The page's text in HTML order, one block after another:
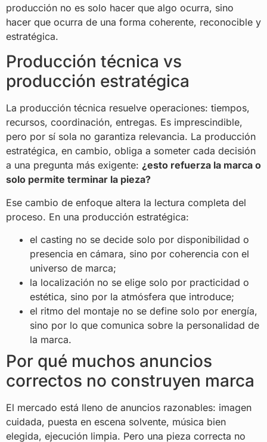
producción no es solo hacer que algo ocurra, sino
hacer que ocurra de una forma coherente, reconocible y
estratégica.
Producción técnica vs
producción estratégica
La producción técnica resuelve operaciones: tiempos,
recursos, coordinación, entregas. Es imprescindible,
pero por sí sola no garantiza relevancia. La producción
estratégica, en cambio, obliga a someter cada decisión
a una pregunta más exigente: ¿esto refuerza la marca o
solo permite terminar la pieza?
Ese cambio de enfoque altera la lectura completa del
proceso. En una producción estratégica:
el casting no se decide solo por disponibilidad o
presencia en cámara, sino por coherencia con el
universo de marca;
la localización no se elige solo por practicidad o
estética, sino por la atmósfera que introduce;
el ritmo del montaje no se define solo por energía,
sino por lo que comunica sobre la personalidad de
la marca.
Por qué muchos anuncios
correctos no construyen marca
El mercado está lleno de anuncios razonables: imagen
cuidada, puesta en escena solvente, música bien
elegida, ejecución limpia. Pero una pieza correcta no